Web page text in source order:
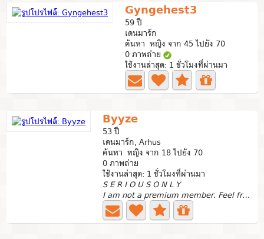
Gyngehest3
59 ปี
เดนมาร์ก
ค้นหา หญิง จาก 45 ไปยัง 70
0 ภาพถ่าย
ใช้งานล่าสุด: 1 ชั่วโมงที่ผ่านมา
Byyze
53 ปี
เดนมาร์ก, Arhus
ค้นหา หญิง จาก 18 ไปยัง 70
0 ภาพถ่าย
ใช้งานล่าสุด: 1 ชั่วโมงที่ผ่านมา
S E R I O U S O N L Y
I am not a premium member. Feel free to send your...